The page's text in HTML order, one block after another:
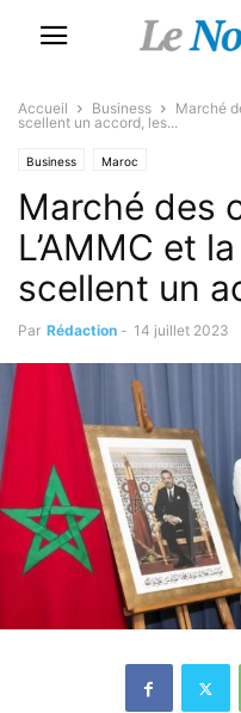
Accueil Business
Marché
scellent un accord, les...
Business Maroc
Marché des
L’AMMC et
scellent un
Par Rédaction - 14 juillet 2023